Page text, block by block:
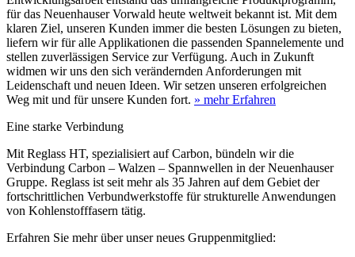
für das Neuenhauser Vorwald heute weltweit bekannt ist. Mit dem
klaren Ziel, unseren Kunden immer die besten Lösungen zu bieten,
liefern wir für alle Applikationen die passenden Spannelemente und
stellen zuverlässigen Service zur Verfügung. Auch in Zukunft
widmen wir uns den sich verändernden Anforderungen mit
Leidenschaft und neuen Ideen. Wir setzen unseren erfolgreichen
Weg mit und für unsere Kunden fort. » mehr Erfahren
Eine starke Verbindung
Mit Reglass HT, spezialisiert auf Carbon, bündeln wir die
Verbindung Carbon – Walzen – Spannwellen in der Neuenhauser
Gruppe. Reglass ist seit mehr als 35 Jahren auf dem Gebiet der
fortschrittlichen Verbundwerkstoffe für strukturelle Anwendungen
von Kohlenstofffasern tätig.
Erfahren Sie mehr über unser neues Gruppenmitglied: